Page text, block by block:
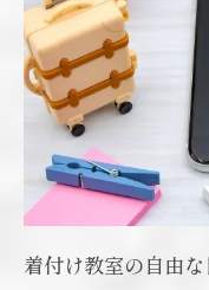
東京都新宿
多忙な方も
着付け教室
自分のペースで
着付け教室
ール
初心者が着
着付け教室の自由